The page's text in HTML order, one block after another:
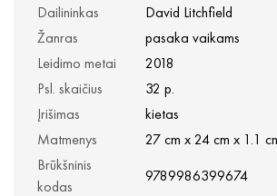
Dailininkas
David Litchfield
Žanras
pasaka vaikams
Leidimo metai
2018
Psl. skaičius
32 p.
Įrišimas
kietas
Matmenys
27 cm x 24 cm x 1.1
Brūkšninis
kodas
9789986399674